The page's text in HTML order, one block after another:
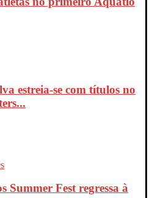
estreia-se com títulos no
Summer Fest regressa à